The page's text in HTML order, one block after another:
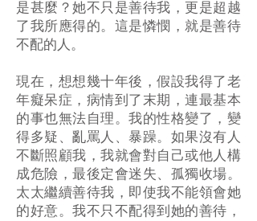
是甚麼？她不只是善待我，更是超越
了我所應得的。這是憐憫，就是善待
不配的人。
現在，想想幾十年後，假設我得了老
年癡呆症，病情到了末期，連最基本
的事也無法自理。我的性格變了，變
得多疑、亂罵人、暴躁。如果沒有人
不斷照顧我，我就會對自己或他人構
成危險，最後定會迷失、孤獨收場。
太太繼續善待我，即使我不能領會她
的好意。我不只不配得到她的善待，